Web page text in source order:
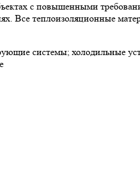
с повышенными
Все теплоизоляционные
системы; холодильные